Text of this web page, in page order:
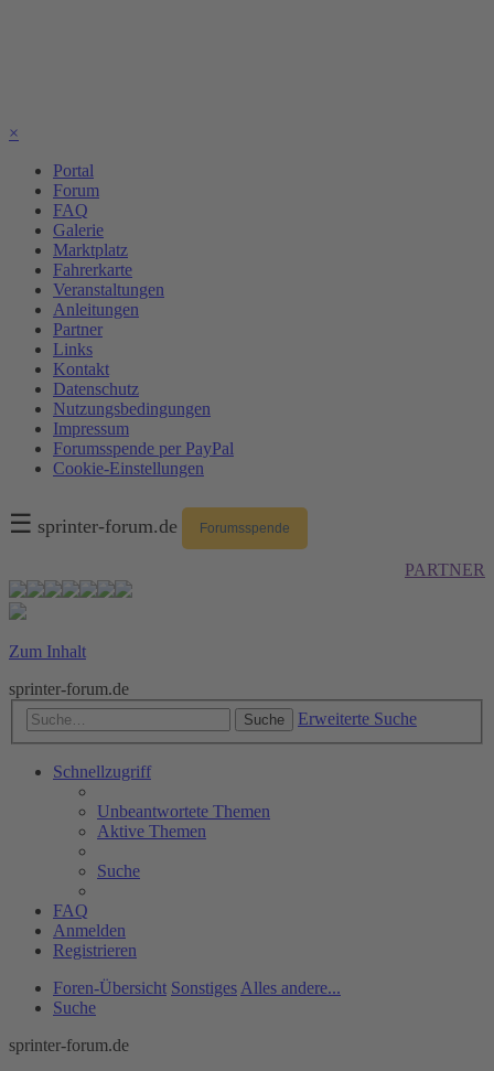
×
Portal
Forum
FAQ
Galerie
Marktplatz
Fahrerkarte
Veranstaltungen
Anleitungen
Partner
Links
Kontakt
Datenschutz
Nutzungsbedingungen
Impressum
Forumsspende per PayPal
Cookie-Einstellungen
☰ sprinter-forum.de Forumsspende
PARTNER
Zum Inhalt
sprinter-forum.de
Suche Erweiterte Suche
Schnellzugriff
Unbeantwortete Themen
Aktive Themen
Suche
FAQ
Anmelden
Registrieren
Foren-Übersicht Sonstiges Alles andere...
Suche
sprinter-forum.de